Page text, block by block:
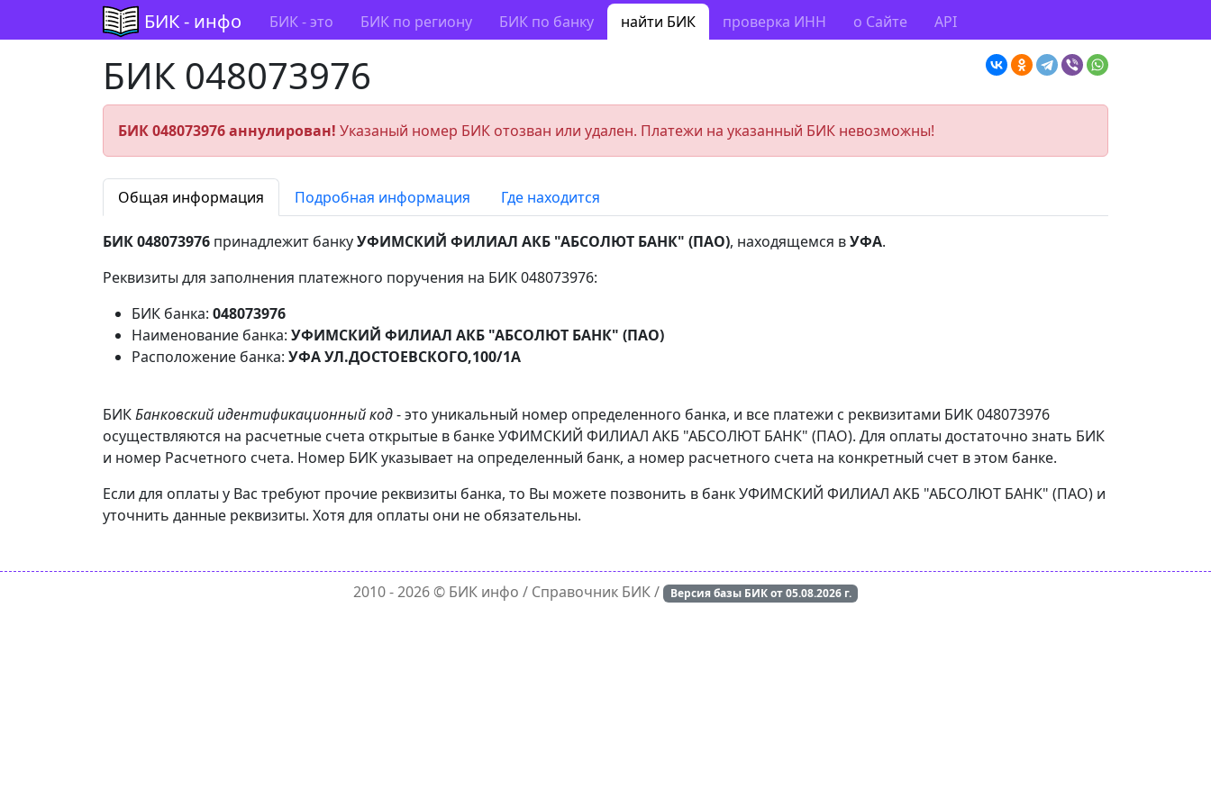
БИК - инфо БИК - это БИК по региону БИК по банку найти БИК проверка ИНН о Сайте API
БИК 048073976
БИК 048073976 аннулирован! Указаный номер БИК отозван или удален. Платежи на указанный БИК невозможны!
Общая информация Подробная информация Где находится
БИК 048073976 принадлежит банкуУФИМСКИЙ ФИЛИАЛ АКБ "АБСОЛЮТ БАНК" (ПАО), находящемся вУФА.
Реквизиты для заполнения платежного поручения на БИК 048073976:
БИК банка: 048073976
Наименование банка: УФИМСКИЙ ФИЛИАЛ АКБ "АБСОЛЮТ БАНК" (ПАО)
Расположение банка: УФА УЛ.ДОСТОЕВСКОГО,100/1А
БИКБанковский идентификационный код- это уникальный номер определенного банка, и все платежи с реквизитами БИК 048073976
осуществляются на расчетные счета открытые в банке УФИМСКИЙ ФИЛИАЛ АКБ "АБСОЛЮТ БАНК" (ПАО). Для оплаты достаточно знать БИК
и номер Расчетного счета. Номер БИК указывает на определенный банк, а номер расчетного счета на конкретный счет в этом банке.
Если для оплаты у Вас требуют прочие реквизиты банка, то Вы можете позвонить в банк УФИМСКИЙ ФИЛИАЛ АКБ "АБСОЛЮТ БАНК" (ПАО) и
уточнить данные реквизиты. Хотя для оплаты они не обязательны.
2010 - 2026 © БИК инфо / Справочник БИК / Версия базы БИК от05.08.2026г.